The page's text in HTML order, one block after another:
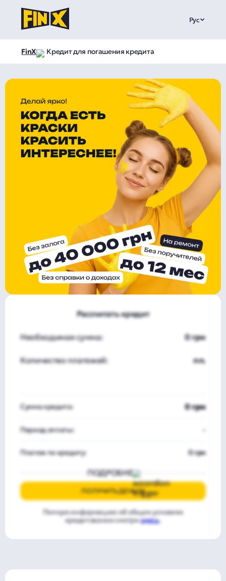
Рус
FinX Кредит для погашения кредита
Рассчитать кредит
Необходимая сумма: 0 грн
Количество платежей: пл.
Сумма кредита: 0 грн
Период оплаты:
Платеж по кредиту: 0 грн
ПОДРОБНЕЕ
ПОЛУЧИТЬ ДЕНЬГИ
Полную информацию об общих условиях
кредитования смотриздесь.